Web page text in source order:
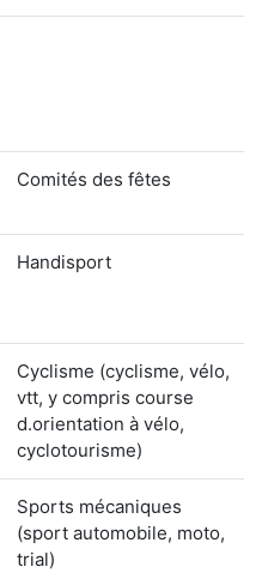
Comités des fêtes
Handisport
Cyclisme (cyclisme, vélo,
vtt, y compris course
d.orientation à vélo,
cyclotourisme)
Sports mécaniques
(sport automobile, moto,
trial)